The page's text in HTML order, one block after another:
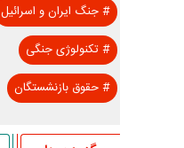
#جنگ ایران و اسرائیل
#تکنولوژی جنگی
#حقوق بازنشستگان